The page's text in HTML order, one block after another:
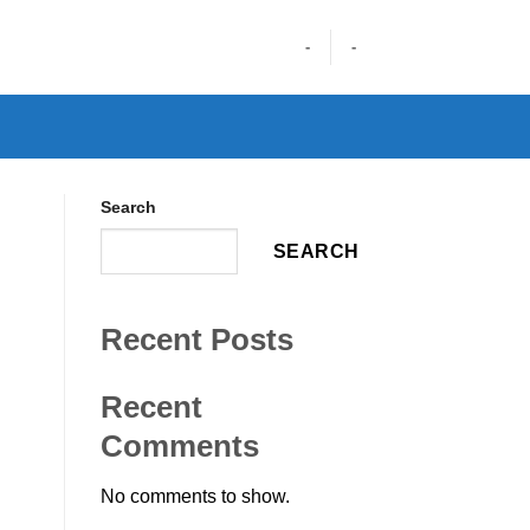
- -
Search
SEARCH
Recent Posts
Recent
Comments
No comments to show.